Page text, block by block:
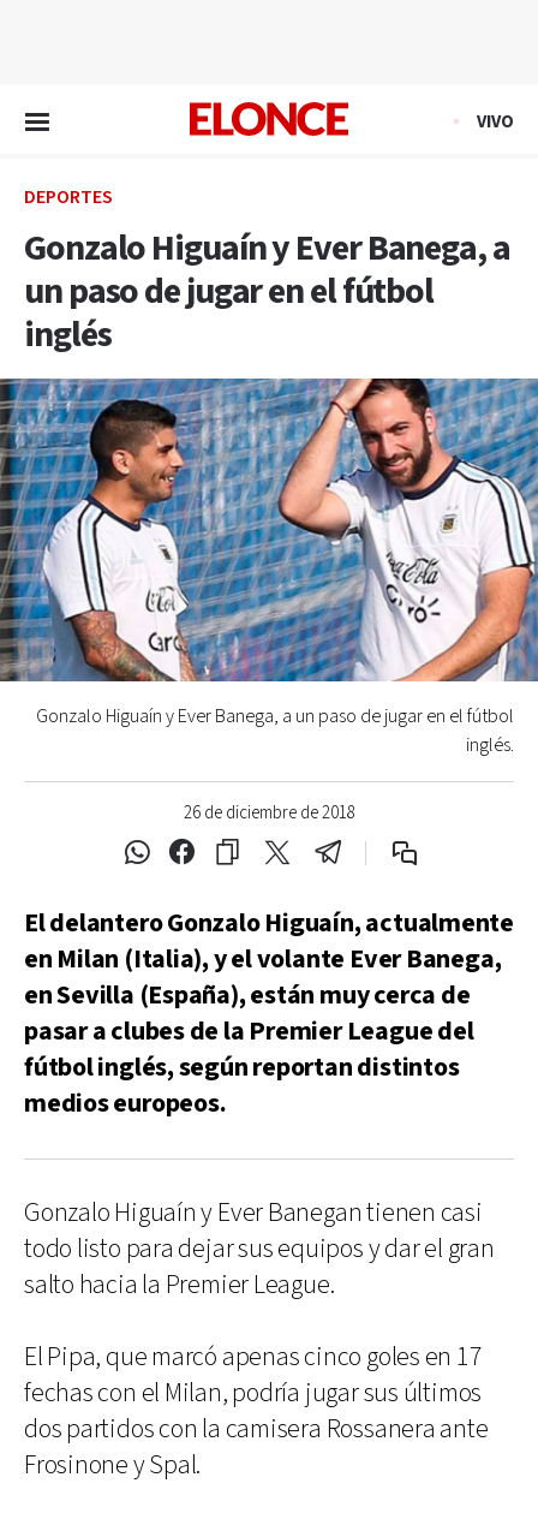
VIVO
DEPORTES
Gonzalo Higuaín y Ever Banega, a
un paso de jugar en el fútbol
inglés
26 de diciembre de 2018
Gonzalo Higuaín y Ever Banega, a un paso de jugar en el fútbol
inglés.
El delantero Gonzalo Higuaín, actualmente
en Milan (Italia), y el volante Ever Banega,
en Sevilla (España), están muy cerca de
pasar a clubes de la Premier League del
fútbol inglés, según reportan distintos
medios europeos.
Gonzalo Higuaín y Ever Banegan tienen casi
todo listo para dejar sus equipos y dar el gran
salto hacia la Premier League.
El Pipa, que marcó apenas cinco goles en 17
fechas con el Milan, podría jugar sus últimos
dos partidos con la camisera Rossanera ante
Frosinone y Spal.